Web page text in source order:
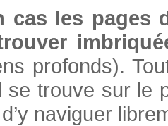
cas les pages
profonds).
se trouve sur
naviguer